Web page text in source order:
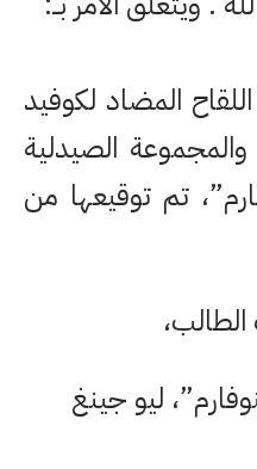
المضاد لكوفيد
والمجموعة الصيدلية
تم توقيعها من
ليو جينغ